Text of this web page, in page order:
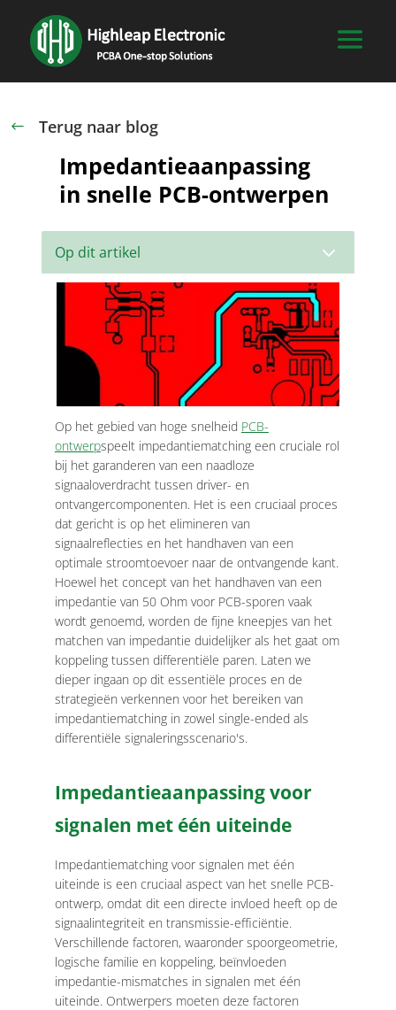
# Terug naar blog
Impedantieaanpassing
in snelle PCB-ontwerpen
Op dit artikel 3
Op het gebied van hoge snelheid PCB-
ontwerpspeelt impedantiematching een cruciale rol
bij het garanderen van een naadloze
signaaloverdracht tussen driver- en
ontvangercomponenten. Het is een cruciaal proces
dat gericht is op het elimineren van
signaalreflecties en het handhaven van een
optimale stroomtoevoer naar de ontvangende kant.
Hoewel het concept van het handhaven van een
impedantie van 50 Ohm voor PCB-sporen vaak
wordt genoemd, worden de fijne kneepjes van het
matchen van impedantie duidelijker als het gaat om
koppeling tussen differentiële paren. Laten we
dieper ingaan op dit essentiële proces en de
strategieën verkennen voor het bereiken van
impedantiematching in zowel single-ended als
differentiële signaleringsscenario's.
Impedantieaanpassing voor
signalen met één uiteinde
Impedantiematching voor signalen met één
uiteinde is een cruciaal aspect van het snelle PCB-
ontwerp, omdat dit een directe invloed heeft op de
signaalintegriteit en transmissie-efficiëntie.
Verschillende factoren, waaronder spoorgeometrie,
logische familie en koppeling, beïnvloeden
impedantie-mismatches in signalen met één
uiteinde. Ontwerpers moeten deze factoren